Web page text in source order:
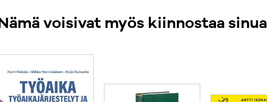
Nämä voisivat myös kiinnostaa sinua